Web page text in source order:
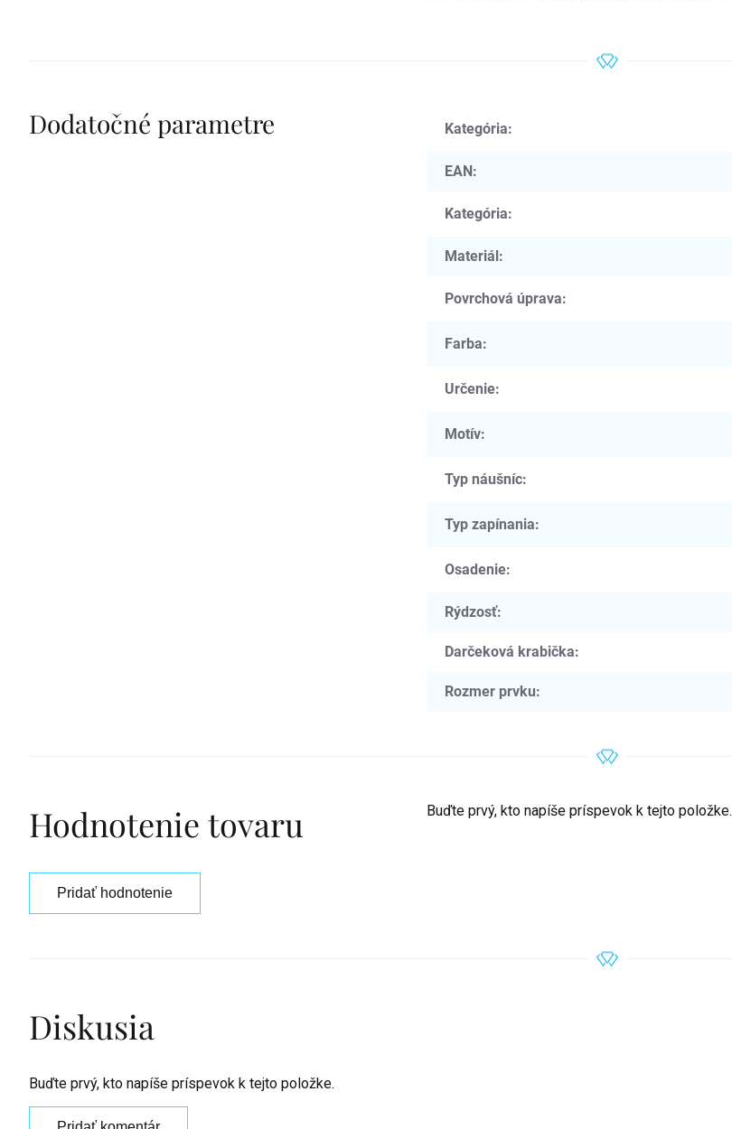
Dodatočné parametre Kategória:
EAN:
Kategória:
Materiál:
Povrchová úprava:
Farba:
Určenie:
Motív:
Typ náušníc:
Typ zapínania:
Osadenie:
Rýdzosť:
Darčeková krabička:
Rozmer prvku:
Hodnotenie tovaru Buďte prvý, kto napíše príspevok k tejto položke.
Pridať hodnotenie
Diskusia
Buďte prvý, kto napíše príspevok k tejto položke.